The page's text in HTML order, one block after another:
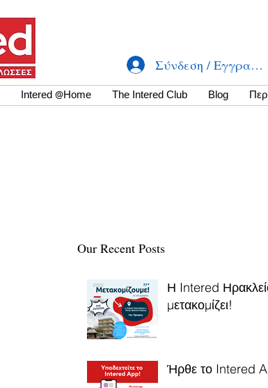
Σύνδεση / Εγγραφή
Intered @Home The Intered Club Βlog
Our Recent Posts
Η Intered
μετακομίζει!
Ήρθε το Intered